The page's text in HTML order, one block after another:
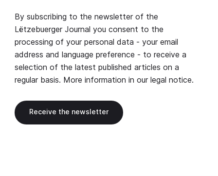
By subscribing to the newsletter of the
Lëtzebuerger Journal you consent to the
processing of your personal data - your email
address and language preference - to receive a
selection of the latest published articles on a
regular basis. More information in our legal notice.